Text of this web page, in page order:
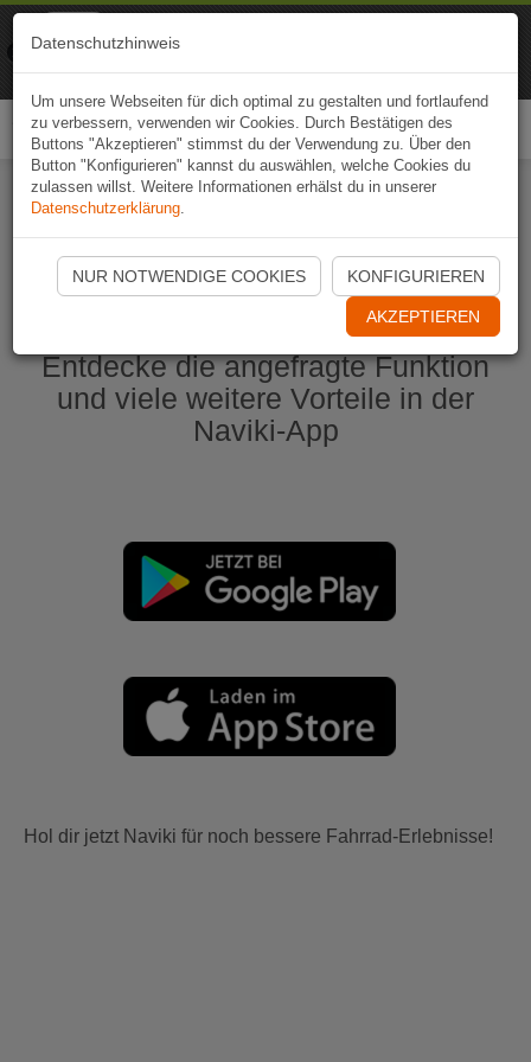
Naviki App jetzt öffnen
Entdecke die angefragte Funktion
und viele weitere Vorteile in der
Naviki-App
Hol dir jetzt Naviki für noch bessere Fahrrad-Erlebnisse!
Datenschutzhinweis
Um unsere Webseiten für dich optimal zu gestalten und fortlaufend
zu verbessern, verwenden wir Cookies. Durch Bestätigen des
Buttons "Akzeptieren" stimmst du der Verwendung zu. Über den
Button "Konfigurieren" kannst du auswählen, welche Cookies du
zulassen willst. Weitere Informationen erhälst du in unserer
Datenschutzerklärung.
NUR NOTWENDIGE COOKIES KONFIGURIEREN
AKZEPTIEREN
Naviki